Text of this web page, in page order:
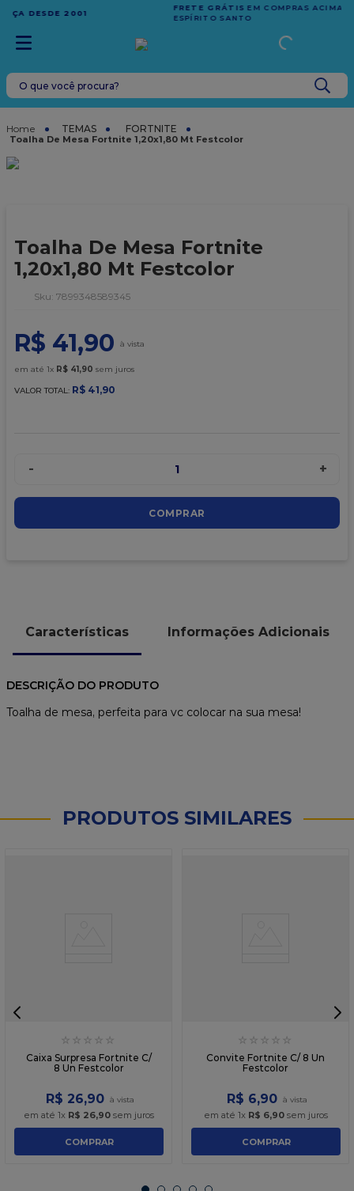
EM COMPRAS ACIMA DE R$1.000,00 PARA O
ESPÍRITO SANTO
O que você procura?
TEMAS FORTNITE
Toalha De Mesa Fortnite 1,20x1,80 Mt Festcolor
Toalha De Mesa Fortnite
1,20x1,80 Mt Festcolor
: 7899348589345
R$ 41,90
em até 1x R$ 41,90 sem juros
VALOR TOTAL: R$ 41,90
- 1 +
COMPRAR
Características Informações Adicionais
DESCRIÇÃO DO PRODUTO
Toalha de mesa, perfeita para vc colocar na sua mesa!
PRODUTOS SIMILARES
☆ ☆ ☆ ☆ ☆
Caixa Surpresa Fortnite C/
8 Un Festcolor
R$ 26,90
em até 1x R$ 26,90sem juros
COMPRAR
☆ ☆ ☆ ☆ ☆
Convite Fortnite C/ 8 Un
Festcolor
R$ 6,90
em até 1x R$ 6,90sem juros
COMPRAR
1º
leite condensado
5º
bala
6º
granulado
vabene
8
sacola
caixa kraft
10º chocolate